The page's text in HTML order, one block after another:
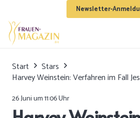
Newsletter-
Start
Stars
Harvey Weinstein: Verfahren im Fall
26 Juni um 11:06 Uhr